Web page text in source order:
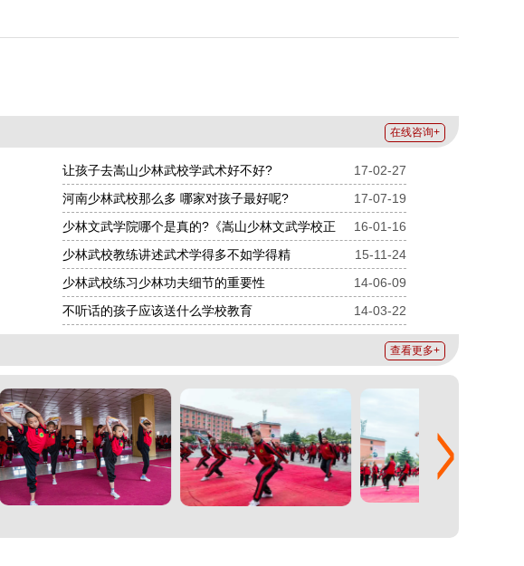
在线咨询+
让孩子去嵩山少林武校学武术好不好?
17-02-27
河南少林武校那么多 哪家对孩子最好呢?
17-07-19
少林文武学院哪个是真的?《嵩山少林文武学校正
16-01-16
少林武校教练讲述武术学得多不如学得精
15-11-24
少林武校练习少林功夫细节的重要性
14-06-09
不听话的孩子应该送什么学校教育 14-03-22
查看更多+